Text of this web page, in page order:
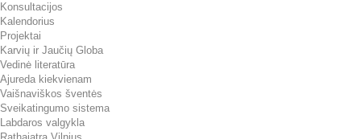
Konsultacijos
Kalendorius
Projektai
Karvių ir Jaučių Globa
Vedinė literatūra
Ajureda kiekvienam
Vaišnaviškos šventės
Sveikatingumo sistema
Labdaros valgykla